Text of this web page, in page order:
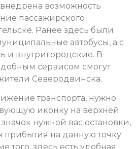
возможность
пассажирского
Ранее здесь были
автобусы, а с
и внутригородские. В
сервисом смогут
Северодвинска.
транспорта, нужно
иконку на верхней
нужной вас остановки,
прибытия на данную точку
того, здесь есть удобная